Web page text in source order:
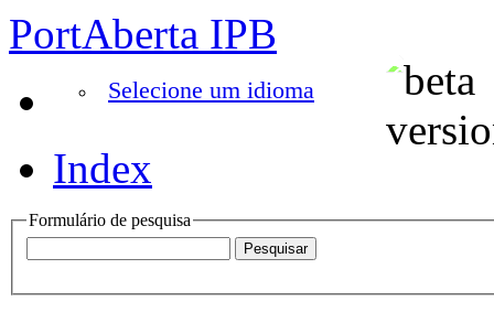
PortAberta IPB
Selecione um idioma
Index
Formulário de pesquisa